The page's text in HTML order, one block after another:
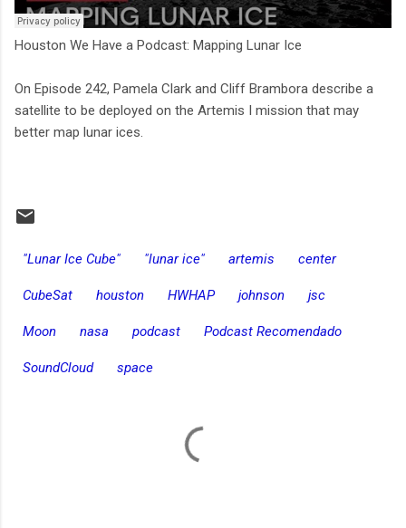
Houston We Have a Podcast: Mapping Lunar Ice
On Episode 242, Pamela Clark and Cliff Brambora describe a
satellite to be deployed on the Artemis I mission that may
better map lunar ices.
"Lunar Ice Cube" "lunar ice" artemis center
CubeSat houston HWHAP johnson jsc
Moon nasa podcast Podcast Recomendado
SoundCloud space